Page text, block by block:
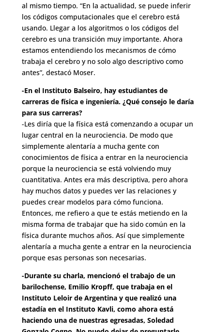
al mismo tiempo. “En la actualidad, se puede inferir
los códigos computacionales que el cerebro está
usando. Llegar a los algoritmos o los códigos del
cerebro es una transición muy importante. Ahora
estamos entendiendo los mecanismos de cómo
trabaja el cerebro y no solo algo descriptivo como
antes”, destacó Moser.
-En el Instituto Balseiro, hay estudiantes de
carreras de física e ingeniería. ¿Qué consejo le daría
para sus carreras?
-Les diría que la física está comenzando a ocupar un
lugar central en la neurociencia. De modo que
simplemente alentaría a mucha gente con
conocimientos de física a entrar en la neurociencia
porque la neurociencia se está volviendo muy
cuantitativa. Antes era más descriptiva, pero ahora
hay muchos datos y puedes ver las relaciones y
puedes crear modelos para cómo funciona.
Entonces, me refiero a que te estás metiendo en la
misma forma de trabajar que ha sido común en la
física durante muchos años. Así que simplemente
alentaría a mucha gente a entrar en la neurociencia
porque esas personas son necesarias.
-Durante su charla, mencionó el trabajo de un
barilochense, Emilio Kropff, que trabaja en el
Instituto Leloir de Argentina y que realizó una
estadía en el Instituto Kavli, como ahora está
haciendo una de nuestras egresadas, Soledad